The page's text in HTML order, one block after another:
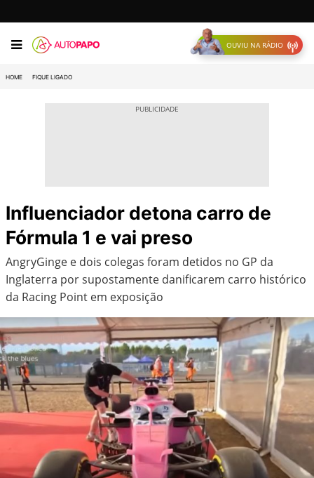
OUVIU NA RÁDIO
HOME FIQUE LIGADO
Influenciador detona carro de
Fórmula 1 e vai preso
AngryGinge e dois colegas foram detidos no GP da
Inglaterra por supostamente danificarem carro histórico
da Racing Point em exposição